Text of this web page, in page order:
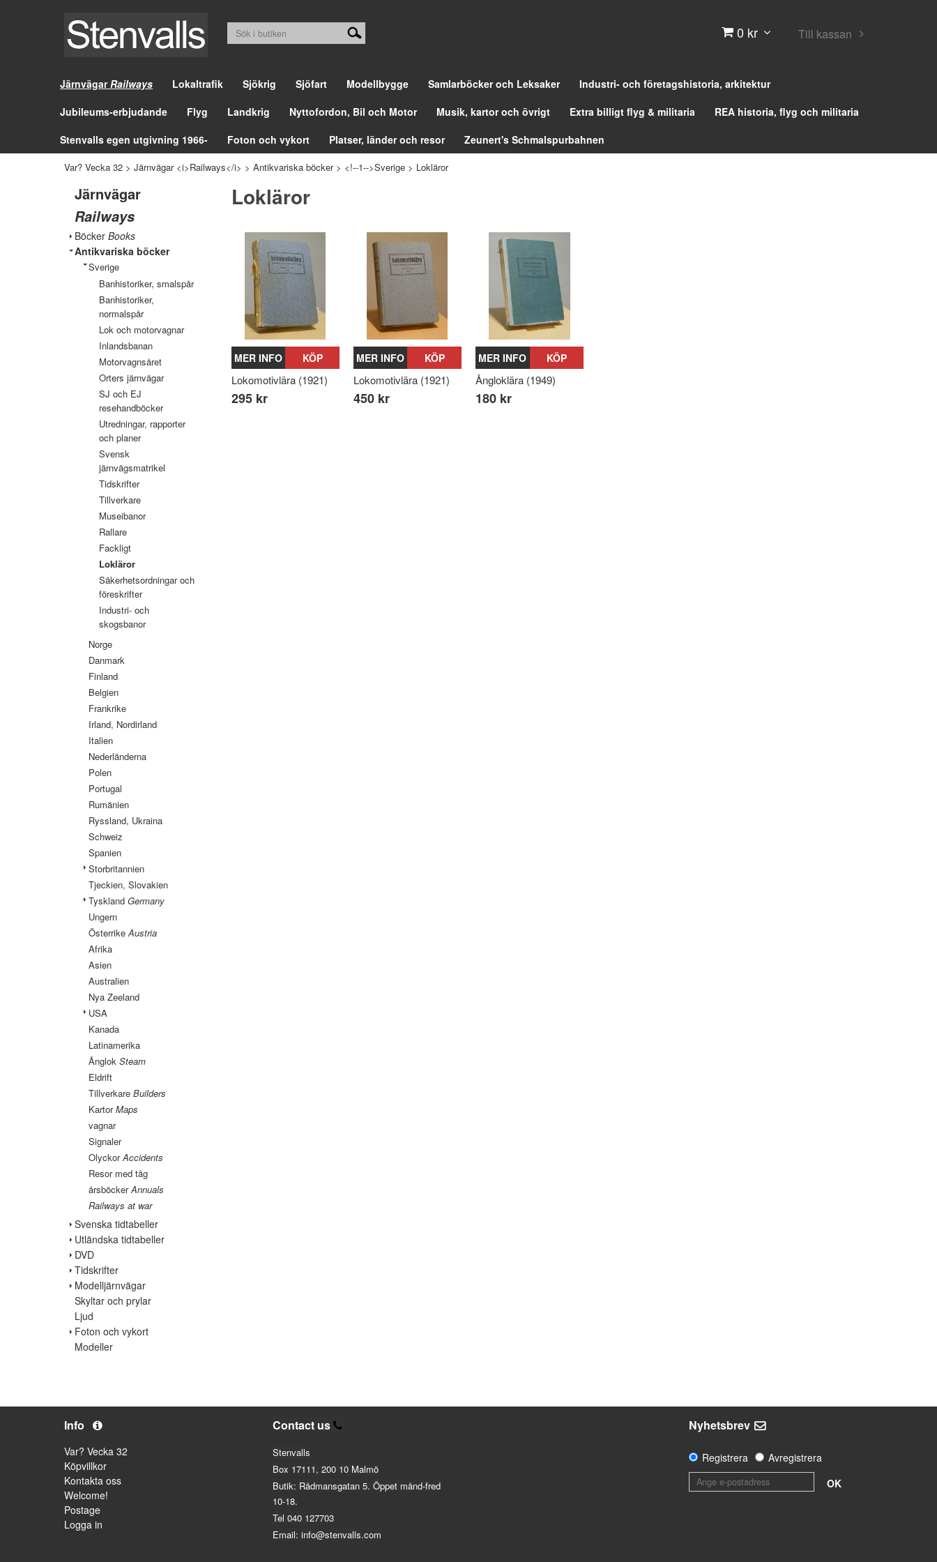
0 kr Till kassan
JärnvägarRailways Lokaltrafik Sjökrig Sjöfart Modellbygge Samlarböcker och Leksaker
Industri- och företagshistoria, arkitektur
Jubileums-erbjudande
Flyg Landkrig Nyttofordon, Bil och Motor Musik, kartor och övrigt Extra billigt flyg & militaria
REA historia, flyg och militaria
Stenvalls egen utgivning 1966-
Foton och vykort Platser, länder och resor Zeunert's Schmalspurbahnen
Var? Vecka 32 > Järnvägar <i>Railways</i> > Antikvariska böcker> <!--1-->Sverige > Lokläror
Järnvägar
Railways
Böcker Books
Antikvariska böcker
Sverige
Banhistoriker, smalspår
Banhistoriker,
normalspår
Lok och motorvagnar
Inlandsbanan
Motorvagnsåret
Orters järnvägar
SJ och EJ
resehandböcker
Utredningar, rapporter
och planer
Svensk
järnvägsmatrikel
Tidskrifter
Tillverkare
Museibanor
Rallare
Fackligt
Lokläror
Säkerhetsordningar och
föreskrifter
Industri- och
skogsbanor
Norge
Danmark
Finland
Belgien
Frankrike
Irland, Nordirland
Italien
Nederländerna
Polen
Portugal
Rumänien
Ryssland, Ukraina
Schweiz
Spanien
Storbritannien
Tjeckien, Slovakien
Tyskland Germany
Ungern
Österrike Austria
Afrika
Asien
Australien
Nya Zeeland
USA
Kanada
Latinamerika
Ånglok Steam
Eldrift
Tillverkare Builders
KartorMaps
vagnar
Signaler
OlyckorAccidents
Resor med tåg
årsböckerAnnuals
Railways at war
Svenska tidtabeller
Utländska tidtabeller
DVD
Tidskrifter
Modelljärnvägar
Skyltar och prylar
Ljud
Foton och vykort
Modeller
Lokläror
MER INFO KÖP
Lokomotivlära (1921)
295 kr
MER INFO KÖP
Lokomotivlära (1921)
450 kr
MER INFO KÖP
Ångloklära (1949)
180 kr
Info
Var? Vecka 32
Köpvillkor
Kontakta oss
Welcome!
Postage
Logga in
Contact us
Stenvalls
Box 17111, 200 10 Malmö
Butik: Rådmansgatan 5. Öppet månd-fred
10-18.
Tel 040 127703
Email: info@stenvalls.com
Nyhetsbrev
Registrera
Avregistrera
OK